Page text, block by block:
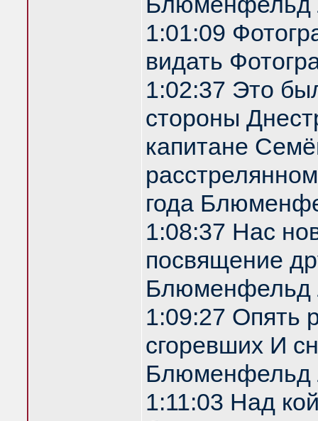
1:01:09
видать
1:02:37 Это
стороны
капитане
года
1:08:37 Нас
посвящение
Блюменфельд
1:09:27 Опять
сгоревших И
Блюменфельд
1:11:03 Над